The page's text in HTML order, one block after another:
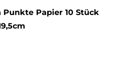
Punkte Papier 10 Stück